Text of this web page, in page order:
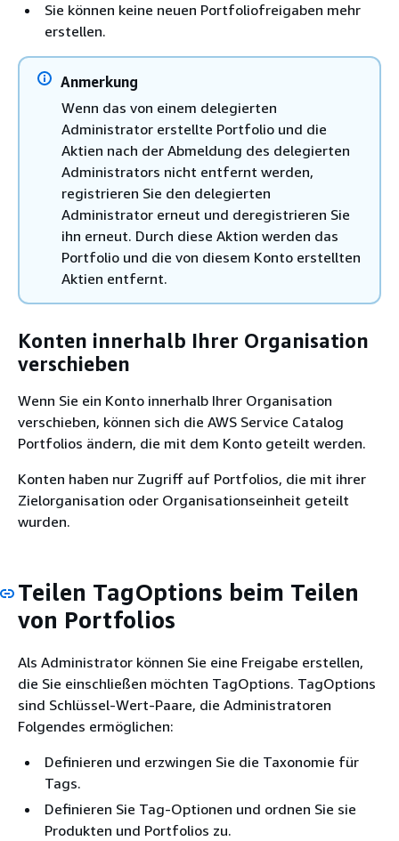
Sie können keine neuen Portfoliofreigaben mehr
erstellen.
Anmerkung
Wenn das von einem delegierten
Administrator erstellte Portfolio und die
Aktien nach der Abmeldung des delegierten
Administrators nicht entfernt werden,
registrieren Sie den delegierten
Administrator erneut und deregistrieren Sie
ihn erneut. Durch diese Aktion werden das
Portfolio und die von diesem Konto erstellten
Aktien entfernt.
Konten innerhalb Ihrer Organisation
verschieben
Wenn Sie ein Konto innerhalb Ihrer Organisation
verschieben, können sich die AWS Service Catalog
Portfolios ändern, die mit dem Konto geteilt werden.
Konten haben nur Zugriff auf Portfolios, die mit ihrer
Zielorganisation oder Organisationseinheit geteilt
wurden.
Teilen TagOptions beim Teilen
von Portfolios
Als Administrator können Sie eine Freigabe erstellen,
die Sie einschließen möchten TagOptions. TagOptions
sind Schlüssel-Wert-Paare, die Administratoren
Folgendes ermöglichen:
Definieren und erzwingen Sie die Taxonomie für
Tags.
Definieren Sie Tag-Optionen und ordnen Sie sie
Produkten und Portfolios zu.